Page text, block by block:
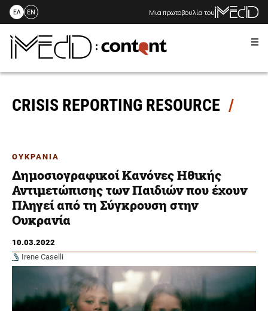
Skip
content
ΕΛ EN Μια πρωτοβουλία του
CRISIS REPORTING RESOURCE
ΟΥΚΡΑΝΙΑ
Δημοσιογραφικοί Κανόνες Ηθικής
Αντιμετώπισης των Παιδιών που έχουν
Πληγεί από τη Σύγκρουση στην
Ουκρανία
10.03.2022
Irene Caselli